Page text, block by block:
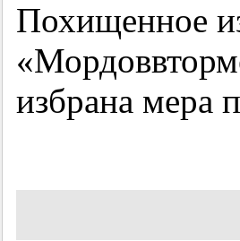
Похищенное
избрана мера